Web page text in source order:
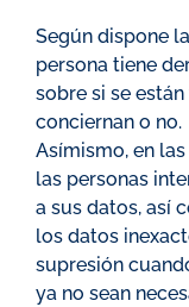
Según dispone
persona tiene
sobre si se
conciernan o no.
Asímismo, en
las personas
a sus datos, así
los datos
supresión
ya no sean